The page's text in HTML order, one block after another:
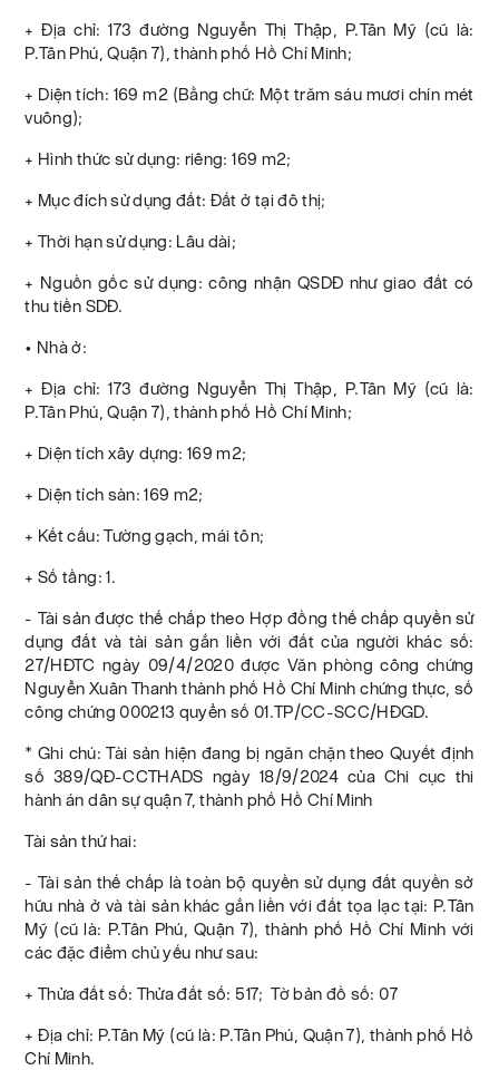
+ Địa chỉ: 173 đường Nguyễn Thị Thập, P.Tân Mỹ (cũ là:
P.Tân Phú, Quận 7), thành phố Hồ Chí Minh;
+ Diện tích: 169 m2 (Bằng chữ: Một trăm sáu mươi chín mét
vuông);
+ Hình thức sử dụng: riêng: 169 m2;
+ Mục đích sử dụng đất: Đất ở tại đô thị;
+ Thời hạn sử dụng: Lâu dài;
+ Nguồn gốc sử dụng: công nhận QSDĐ như giao đất có
thu tiền SDĐ.
• Nhà ở:
+ Địa chỉ: 173 đường Nguyễn Thị Thập, P.Tân Mỹ (cũ là:
P.Tân Phú, Quận 7), thành phố Hồ Chí Minh;
+ Diện tích xây dựng: 169 m2;
+ Diện tích sàn: 169 m2;
+ Kết cấu: Tường gạch, mái tôn;
+ Số tầng: 1.
- Tài sản được thế chấp theo Hợp đồng thế chấp quyền sử
dụng đất và tài sản gắn liền với đất của người khác số:
27/HĐTC ngày 09/4/2020 được Văn phòng công chứng
Nguyễn Xuân Thanh thành phố Hồ Chí Minh chứng thực, số
công chứng 000213 quyển số 01.TP/CC-SCC/HĐGD.
* Ghi chú: Tài sản hiện đang bị ngăn chặn theo Quyết định
số 389/QĐ-CCTHADS ngày 18/9/2024 của Chi cục thi
hành án dân sự quận 7, thành phố Hồ Chí Minh
Tài sản thứ hai:
- Tài sản thế chấp là toàn bộ quyền sử dụng đất quyền sở
hữu nhà ở và tài sản khác gắn liền với đất tọa lạc tại: P.Tân
Mỹ (cũ là: P.Tân Phú, Quận 7), thành phố Hồ Chí Minh với
các đặc điểm chủ yếu như sau:
+ Thửa đất số: Thửa đất số: 517; Tờ bản đồ số: 07
+ Địa chỉ: P.Tân Mỹ (cũ là: P.Tân Phú, Quận 7), thành phố Hồ
Chí Minh.